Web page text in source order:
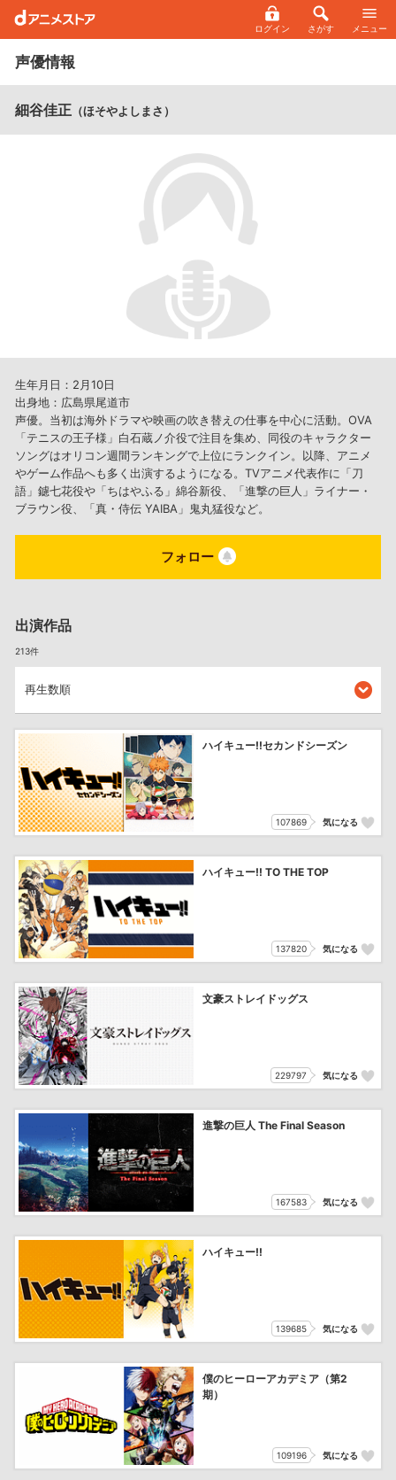
ログイン さがす メニュー
声優情報
細谷佳正（ほそやよしまさ）
生年月日：2月10日
出身地：広島県尾道市
声優。当初は海外ドラマや映画の吹き替えの仕事を中心に活動。OVA
「テニスの王子様」白石蔵ノ介役で注目を集め、同役のキャラクター
ソングはオリコン週間ランキングで上位にランクイン。以降、アニメ
やゲーム作品へも多く出演するようになる。TVアニメ代表作に「刀
語」鑢七花役や「ちはやふる」綿谷新役、「進撃の巨人」ライナー・
ブラウン役、「真・侍伝 YAIBA」鬼丸猛役など。
フォロー
出演作品
213件
ハイキュー!!セカンドシーズン
107869 気になる
ハイキュー!! TO THE TOP
137820 気になる
文豪ストレイドッグス
229797 気になる
進撃の巨人 The Final Season
167583 気になる
ハイキュー!!
139685 気になる
僕のヒーローアカデミア（第2
期）
109196 気になる